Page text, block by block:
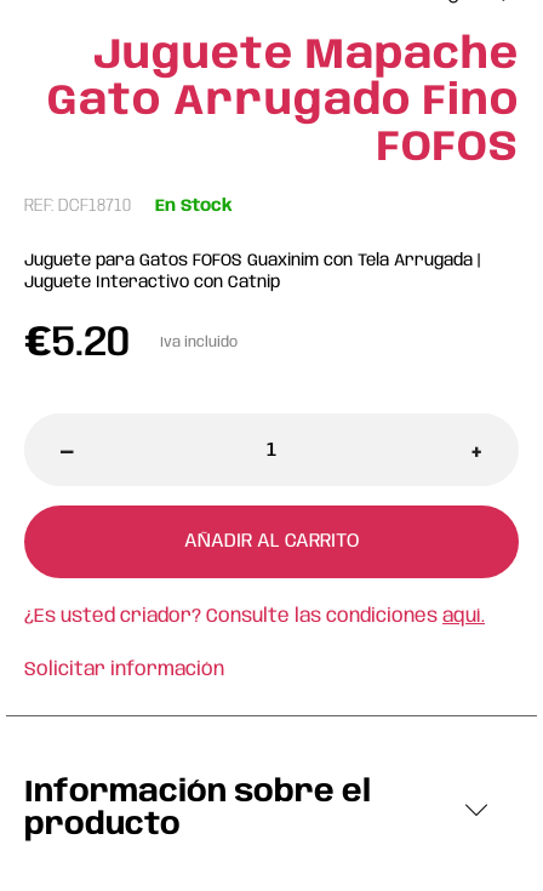
Juguete Mapache
Gato Arrugado Fino
FOFOS
REF: DCF18710 En Stock
Juguete para Gatos FOFOS Guaxinim con Tela Arrugada |
Juguete Interactivo con Catnip
€5.20 Iva incluido
- +
AÑADIR AL CARRITO
¿Es usted criador? Consulte las condiciones aquí.
Solicitar información
Información sobre el
producto